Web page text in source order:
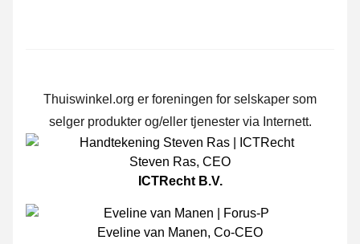
Thuiswinkel.org er foreningen for selskaper som
selger produkter og/eller tjenester via Internett.
Steven Ras, CEO
ICTRecht B.V.
Eveline van Manen, Co-CEO